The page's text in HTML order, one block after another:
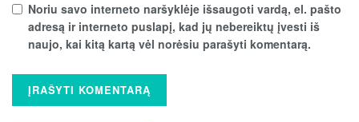
Noriu savo interneto naršyklėje išsaugoti vardą, el. pašto
adresą ir interneto puslapį, kad jų nebereiktų įvesti iš
naujo, kai kitą kartą vėl norėsiu parašyti komentarą.